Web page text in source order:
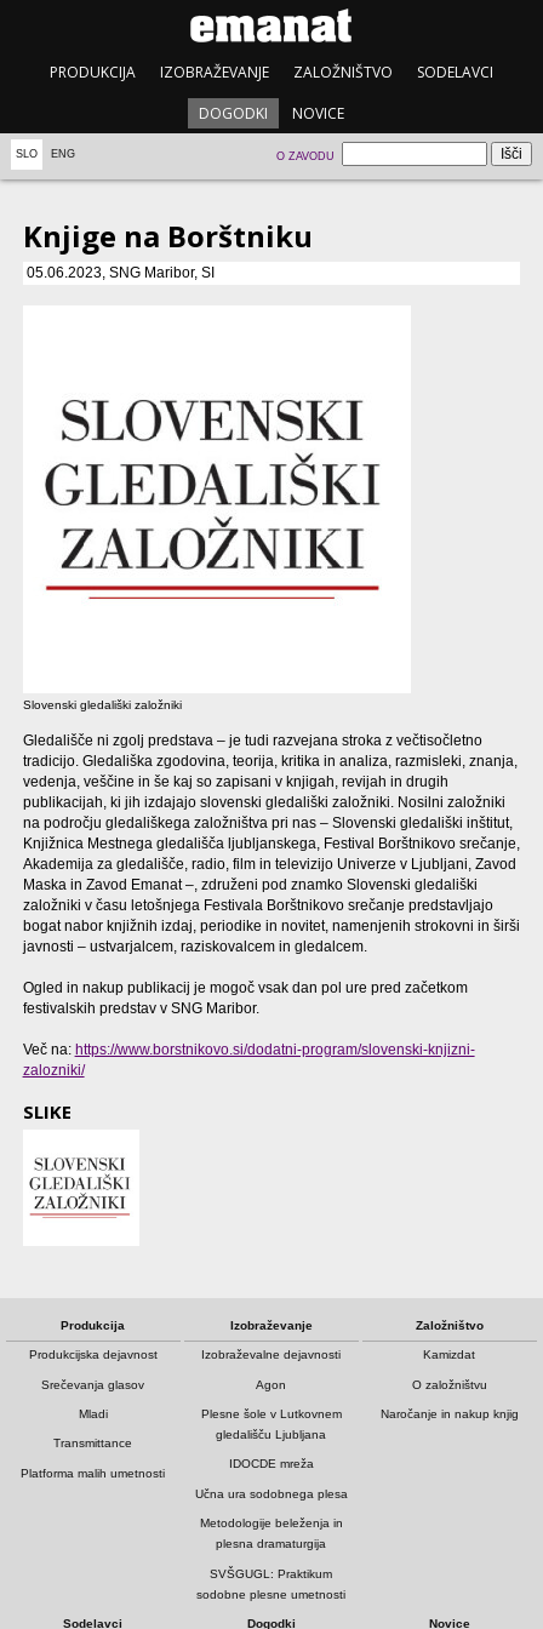
PRODUKCIJA IZOBRAŽEVANJE ZALOŽNIŠTVO SODELAVCI
DOGODKI NOVICE
SLO ENG O ZAVODU
Knjige na Borštniku
05.06.2023, SNG Maribor, SI
Slovenski gledališki založniki
Gledališče ni zgolj predstava – je tudi razvejana stroka z večtisočletno
tradicijo. Gledališka zgodovina, teorija, kritika in analiza, razmisleki, znanja,
vedenja, veščine in še kaj so zapisani v knjigah, revijah in drugih
publikacijah, ki jih izdajajo slovenski gledališki založniki. Nosilni založniki
na področju gledališkega založništva pri nas – Slovenski gledališki inštitut,
Knjižnica Mestnega gledališča ljubljanskega, Festival Borštnikovo srečanje,
Akademija za gledališče, radio, film in televizijo Univerze v Ljubljani, Zavod
Maska in Zavod Emanat –, združeni pod znamko Slovenski gledališki
založniki v času letošnjega Festivala Borštnikovo srečanje predstavljajo
bogat nabor knjižnih izdaj, periodike in novitet, namenjenih strokovni in širši
javnosti – ustvarjalcem, raziskovalcem in gledalcem.
Ogled in nakup publikacij je mogoč vsak dan pol ure pred začetkom
festivalskih predstav v SNG Maribor.
Več na: https://www.borstnikovo.si/dodatni-program/slovenski-knjizni-
zalozniki/
SLIKE
Produkcija
Produkcijska dejavnost
Srečevanja glasov
Mladi
Transmittance
Platforma malih umetnosti
Izobraževanje
Izobraževalne dejavnosti
Agon
Plesne šole v Lutkovnem
gledališču Ljubljana
IDOCDE mreža
Učna ura sodobnega plesa
Metodologije beleženja in
plesna dramaturgija
SVŠGUGL: Praktikum
sodobne plesne umetnosti
Založništvo
Kamizdat
O založništvu
Naročanje in nakup knjig
Sodelavci Dogodki Novice